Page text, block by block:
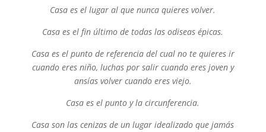
Casa es el lugar al que nunca quieres volver.
Casa es el fin último de todas las odiseas épicas.
Casa es el punto de referencia del cual no te quieres ir
cuando eres niño, luchas por salir cuando eres joven y
ansías volver cuando eres viejo.
Casa es el punto y la circunferencia.
Casa son las cenizas de un lugar idealizado que jamás